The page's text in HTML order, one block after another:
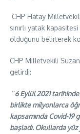
CHP Hatay
sınırlı yatak
olduğunu belirterek
CHP Milletvekili
getirdi:
‘‘6 Eylül 2021
birlikte milyonlarca
kapsamında Covid-19
başladı. Okullarda